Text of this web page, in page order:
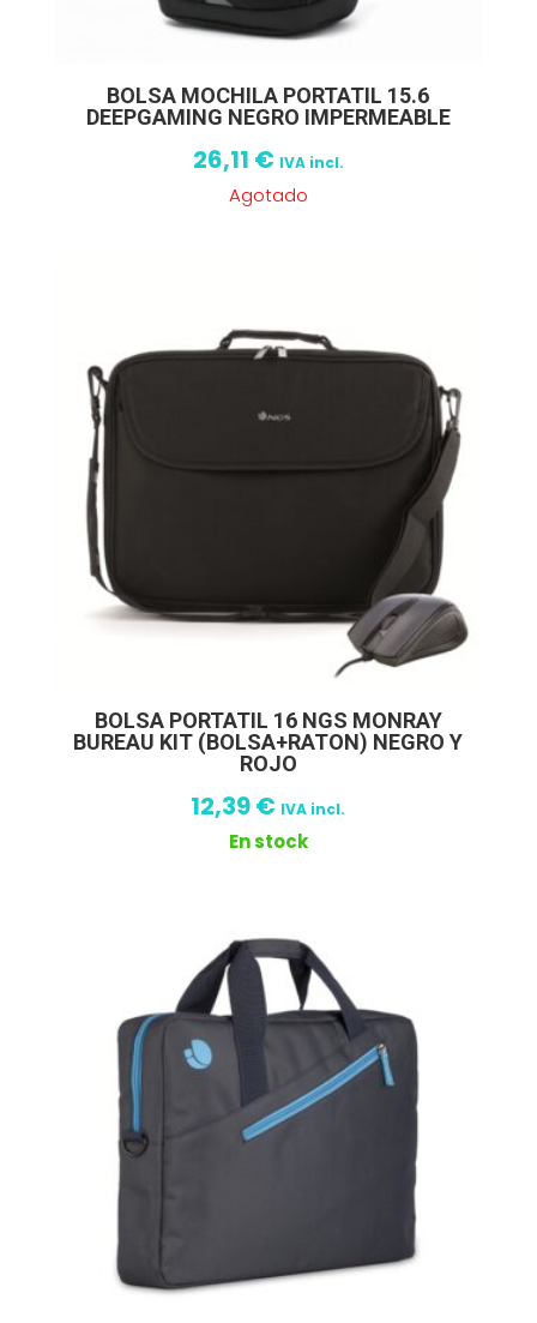
BOLSA MOCHILA PORTATIL 15.6
DEEPGAMING NEGRO IMPERMEABLE
26,11 € IVA incl.
Agotado
BOLSA PORTATIL 16 NGS MONRAY
BUREAU KIT (BOLSA+RATON) NEGRO Y
ROJO
12,39€ IVA incl.
En stock